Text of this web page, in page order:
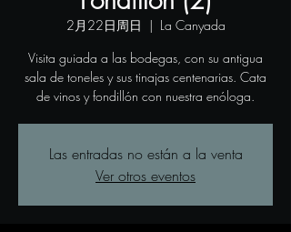
2月22日周日
  |
La Canyada
Visita guiada a las bodegas, con su antigua
sala de toneles y sus tinajas centenarias. Cata
de vinos y fondillón con nuestra enóloga.
Las entradas no están a la venta
Ver otros eventos